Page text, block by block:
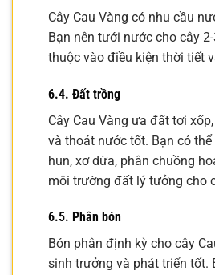
Cây Cau Vàng có nhu cầu
Bạn nên tưới nước cho cây
thuộc vào điều kiện thời tiết
6.4. Đất trồng
Cây Cau Vàng ưa đất tơi
và thoát nước tốt. Bạn có
hun, xơ dừa, phân chuồng
môi trường đất lý tưởng cho
6.5. Phân bón
Bón phân định kỳ cho cây
sinh trưởng và phát triển tốt.